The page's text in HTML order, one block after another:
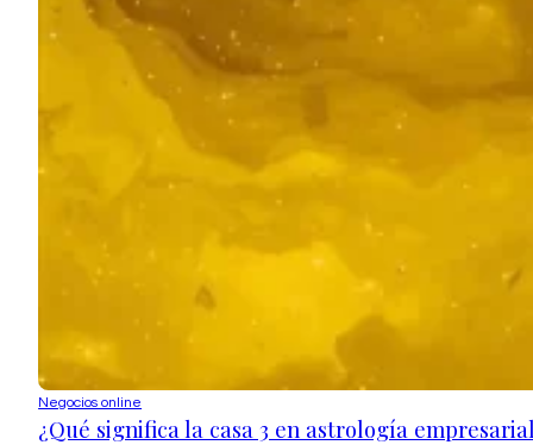
Negocios online
¿Qué significa la casa 3 en astrología